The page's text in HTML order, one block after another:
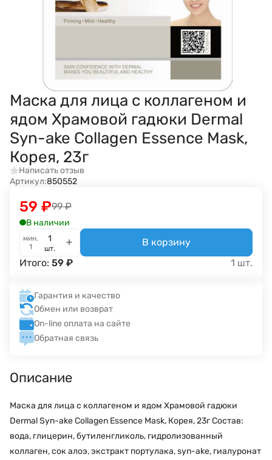
Маска для лица с коллагеном и
ядом Храмовой гадюки Dermal
Syn-ake Collagen Essence Mask,
Корея, 23г
Написать отзыв
Артикул:850552
99 ₽
59 ₽
В наличии
мин.
1
шт.
В корзину
Итого: 59 ₽ 1 шт.
Гарантия и качество
Обмен или возврат
On-line оплата на сайте
Обратная связь
Описание
Маска для лица с коллагеном и ядом Храмовой гадюки
Dermal Syn-ake Collagen Essence Mask, Корея, 23г Состав:
вода, глицерин, бутиленгликоль, гидролизованный
коллаген, сок алоэ, экстракт портулака, syn-ake, гиалуронат